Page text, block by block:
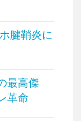
腱鞘炎に
最高傑
革命